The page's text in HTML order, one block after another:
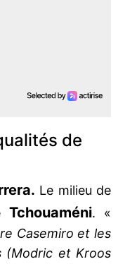
de
Le milieu de
Tchouaméni. «
Casemiro et les
(Modric et Kroos